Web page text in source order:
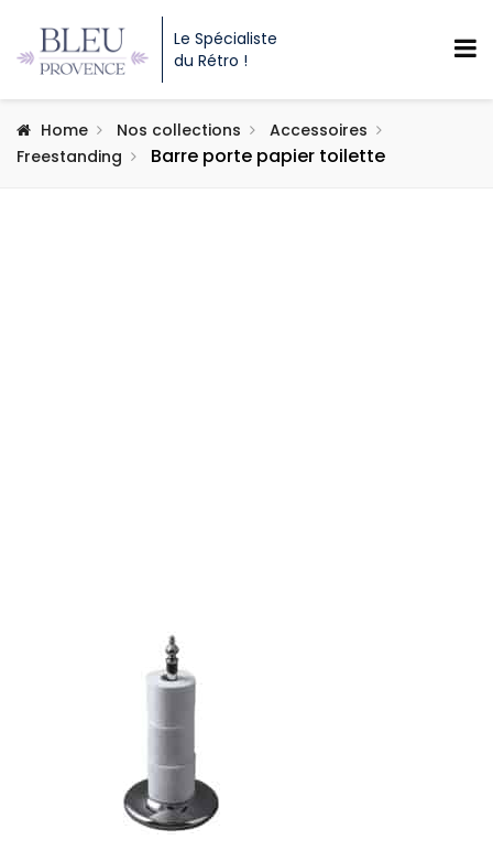
Le Spécialiste
du Rétro !
Home Nos collections
Accessoires
Freestanding
Barre porte papier toilette